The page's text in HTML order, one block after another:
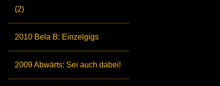
(2)
2010 Bela B: Einzelgigs
2009 Abwärts: Sei auch dabei!